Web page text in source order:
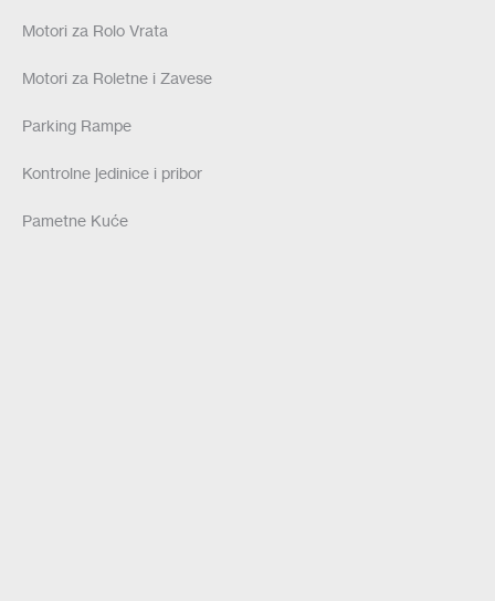
Motori za Rolo Vrata
Motori za Roletne i Zavese
Parking Rampe
Kontrolne jedinice i pribor
Pametne Kuće